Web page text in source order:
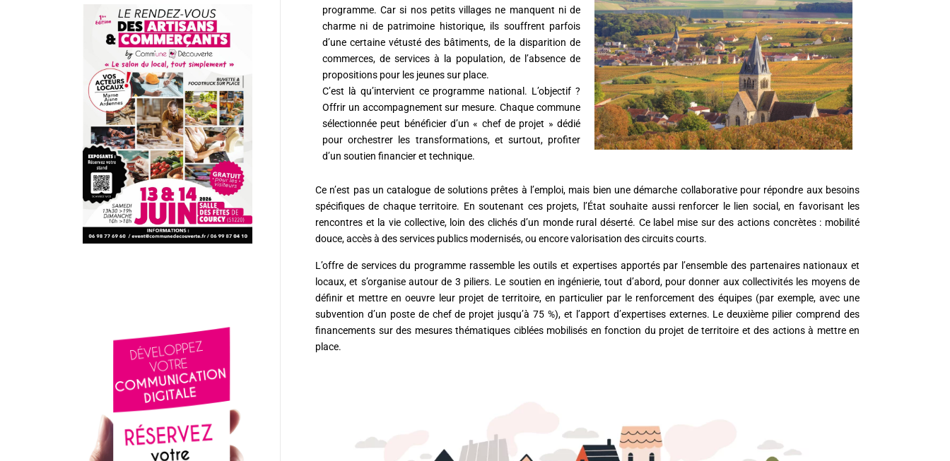
programme. Car si nos petits villages ne manquent ni de
charme ni de patrimoine historique, ils souffrent parfois
d’une certaine vétusté des bâtiments, de la disparition de
commerces, de services à la population, de l’absence de
propositions pour les jeunes sur place.
C’est là qu’intervient ce programme national. L’objectif ?
Offrir un accompagnement sur mesure. Chaque commune
sélectionnée peut bénéficier d’un « chef de projet » dédié
pour orchestrer les transformations, et surtout, profiter
d’un soutien financier et technique.
Ce n’est pas un catalogue de solutions prêtes à l’emploi, mais bien une démarche collaborative pour répondre aux besoins
spécifiques de chaque territoire. En soutenant ces projets, l’État souhaite aussi renforcer le lien social, en favorisant les
rencontres et la vie collective, loin des clichés d’un monde rural déserté. Ce label mise sur des actions concrètes : mobilité
douce, accès à des services publics modernisés, ou encore valorisation des circuits courts.
L’offre de services du programme rassemble les outils et expertises apportés par l’ensemble des partenaires nationaux et
locaux, et s’organise autour de 3 piliers. Le soutien en ingénierie, tout d’abord, pour donner aux collectivités les moyens de
définir et mettre en oeuvre leur projet de territoire, en particulier par le renforcement des équipes (par exemple, avec une
subvention d’un poste de chef de projet jusqu’à 75 %), et l’apport d’expertises externes. Le deuxième pilier comprend des
financements sur des mesures thématiques ciblées mobilisés en fonction du projet de territoire et des actions à mettre en
place.